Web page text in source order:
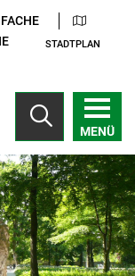
STADTPLAN
MENÜ